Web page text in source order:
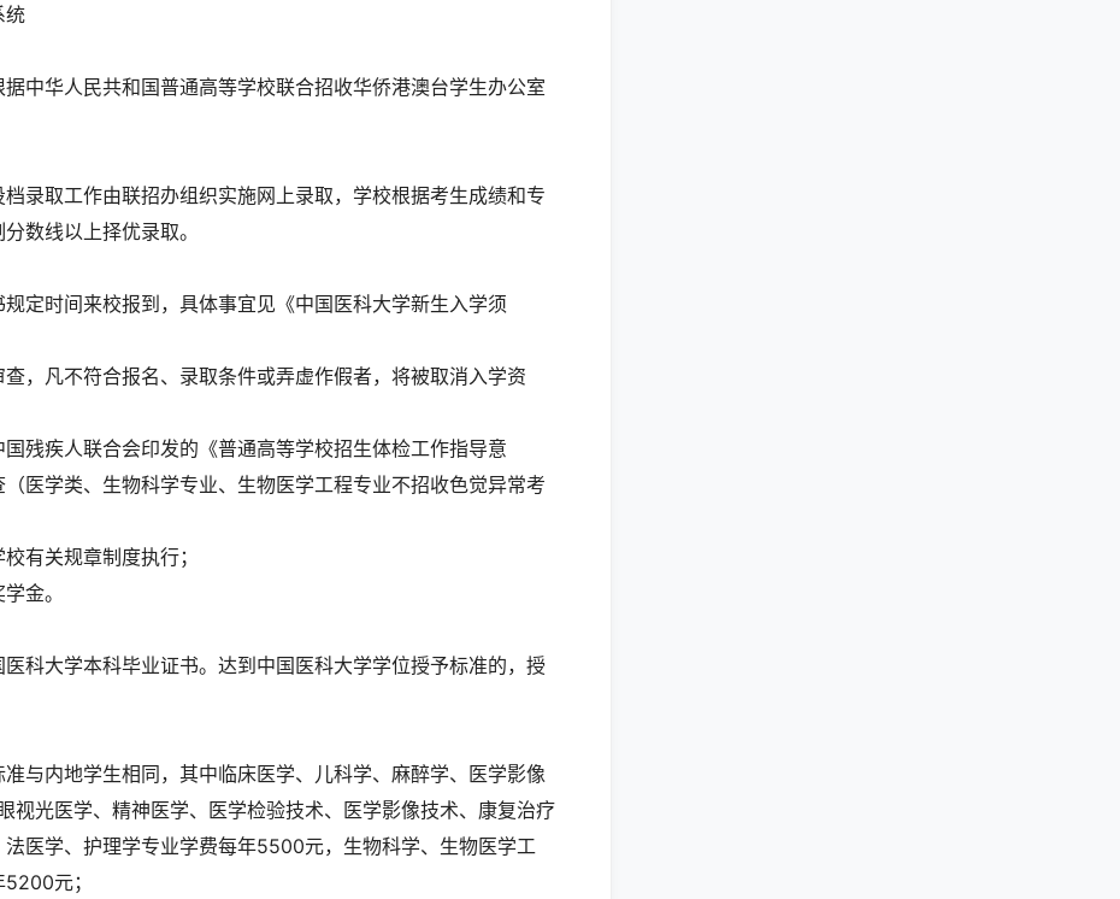
统
中华人民共和国普通高等学校联合招收华侨港澳台学生办公室
录取工作由联招办组织实施网上录取，学校根据考生成绩和专
数线以上择优录取。
规定时间来校报到，具体事宜见《中国医科大学新生入学须
查，凡不符合报名、录取条件或弄虚作假者，将被取消入学资
国残疾人联合会印发的《普通高等学校招生体检工作指导意
医学类、生物科学专业、生物医学工程专业不招收色觉异常考
有关规章制度执行；
金。
科大学本科毕业证书。达到中国医科大学学位授予标准的，授
准与内地学生相同，其中临床医学、儿科学、麻醉学、医学影像
视光医学、精神医学、医学检验技术、医学影像技术、康复治疗
医学、护理学专业学费每年5500元，生物科学、生物医学工
元；